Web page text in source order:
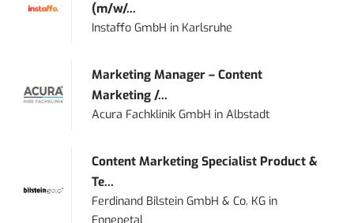
(m/w/...
Instaffo GmbH in Karlsruhe
Marketing Manager – Content
Marketing /...
Acura Fachklinik GmbH inAlbstadt
Content Marketing Specialist Product &
Te...
Ferdinand Bilstein GmbH & Co. KG in